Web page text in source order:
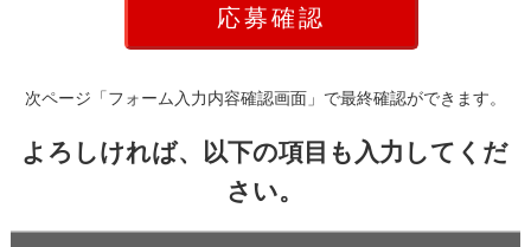
次ページ「フォーム入力内容確認画面」で最終確認ができます。
よろしければ、以下の項目も入力してくだ
さい。